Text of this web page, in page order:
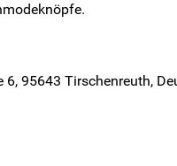
6, 95643 Tirschenreuth,